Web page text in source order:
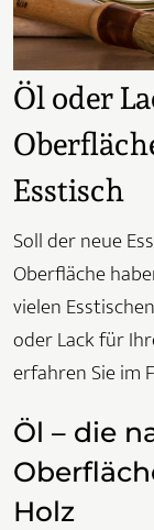
Öl oder
Esstisch
Soll der neue
Oberfläche
vielen
oder Lack für
erfahren Sie im
Öl – die
Holz